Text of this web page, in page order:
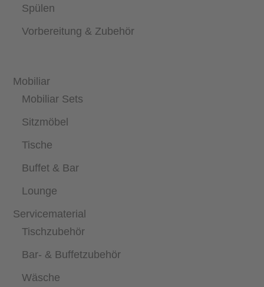
Spülen
Vorbereitung & Zubehör
Mobiliar
Mobiliar Sets
Sitzmöbel
Tische
Buffet & Bar
Lounge
Servicematerial
Tischzubehör
Bar- & Buffetzubehör
Wäsche